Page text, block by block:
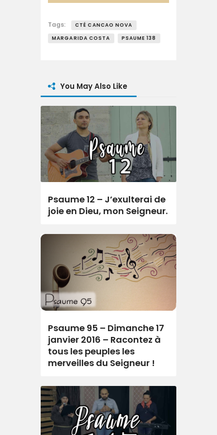
Tags:
CTÉ CANCAO NOVA
MARGARIDA COSTA
PSAUME 138
You May Also Like
Psaume 12 – J’exulterai de
joie en Dieu, mon Seigneur.
Psaume 95 – Dimanche 17
janvier 2016 – Racontez à
tous les peuples les
merveilles du Seigneur !